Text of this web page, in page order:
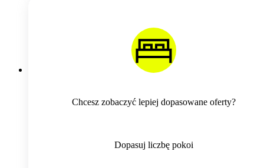
Chcesz zobaczyć lepiej dopasowane oferty?
Dopasuj liczbę pokoi